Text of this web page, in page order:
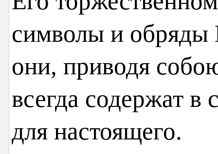
символы и обряды
они, приводя
всегда содержат в
для настоящего.